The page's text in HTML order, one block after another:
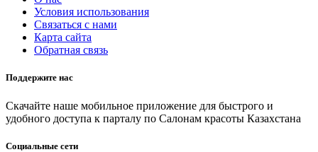
Условия использования
Связаться с нами
Карта сайта
Обратная связь
Поддержите нас
Скачайте наше мобильное приложение для быстрого и
удобного доступа к парталу по Салонам красоты Казахстана
Социальные сети